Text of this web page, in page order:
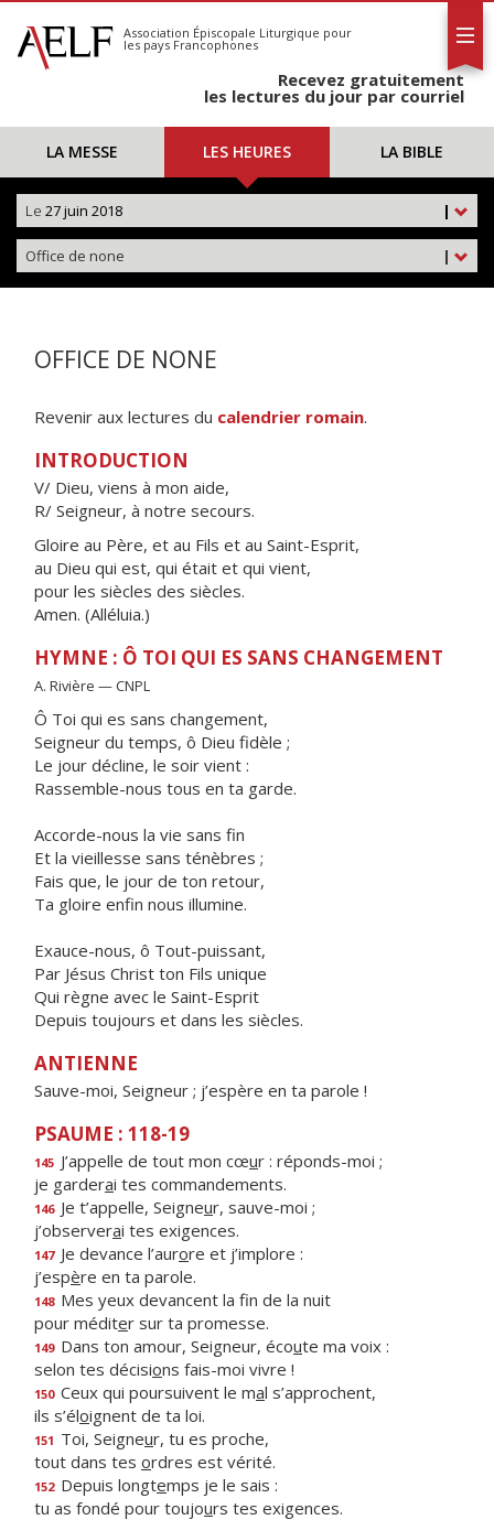
S'abonner
Calendrier
Association Épiscopale Liturgique pour
les pays Francophones
Recevez gratuitement
les lectures du jour par courriel
LA MESSE LES HEURES LA BIBLE
|
Le 27 juin 2018
|
Office de none
OFFICE DE NONE
Revenir aux lectures du calendrier romain.
INTRODUCTION
V/ Dieu, viens à mon aide,
R/ Seigneur, à notre secours.
Gloire au Père, et au Fils et au Saint-Esprit,
au Dieu qui est, qui était et qui vient,
pour les siècles des siècles.
Amen. (Alléluia.)
HYMNE : Ô TOI QUI ES SANS CHANGEMENT
A. Rivière — CNPL
Ô Toi qui es sans changement,
Seigneur du temps, ô Dieu fidèle ;
Le jour décline, le soir vient :
Rassemble-nous tous en ta garde.
Accorde-nous la vie sans fin
Et la vieillesse sans ténèbres ;
Fais que, le jour de ton retour,
Ta gloire enfin nous illumine.
Exauce-nous, ô Tout-puissant,
Par Jésus Christ ton Fils unique
Qui règne avec le Saint-Esprit
Depuis toujours et dans les siècles.
ANTIENNE
Sauve-moi, Seigneur ; j’espère en ta parole !
PSAUME : 118-19
145 J’appelle de tout mon cœur : réponds-moi ;
je garderai tes commandements.
146 Je t’appelle, Seigneur, sauve-moi ;
j’observerai tes exigences.
147 Je devance l’aurore et j’implore :
j’espère en ta parole.
148 Mes yeux devancent la fn de la nuit
pour méditer sur ta promesse.
149 Dans ton amour, Seigneur, écoute ma voix :
selon tes décisions fais-moi vivre !
150 Ceux qui poursuivent le mal s’approchent,
ils s’éloignent de ta loi.
151 Toi, Seigneur, tu es proche,
tout dans tes ordres est vérité.
152 Depuis longtemps je le sais :
tu as fondé pour toujours tes exigences.